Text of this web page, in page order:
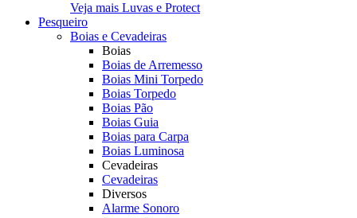
Veja mais Luvas e Protect
Pesqueiro
Boias e Cevadeiras
Boias
Boias de Arremesso
Boias Mini Torpedo
Boias Torpedo
Boias Pão
Boias Guia
Boias para Carpa
Boias Luminosa
Cevadeiras
Cevadeiras
Diversos
Alarme Sonoro